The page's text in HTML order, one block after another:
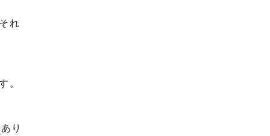
れ
。
り